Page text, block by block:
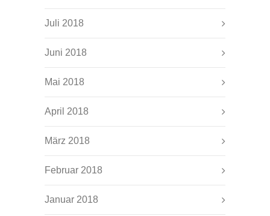
Juli 2018
Juni 2018
Mai 2018
April 2018
März 2018
Februar 2018
Januar 2018